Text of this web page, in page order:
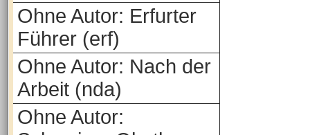
Ohne Autor: Erfurter
Führer (erf)
Ohne Autor: Nach der
Arbeit (nda)
Ohne Autor: